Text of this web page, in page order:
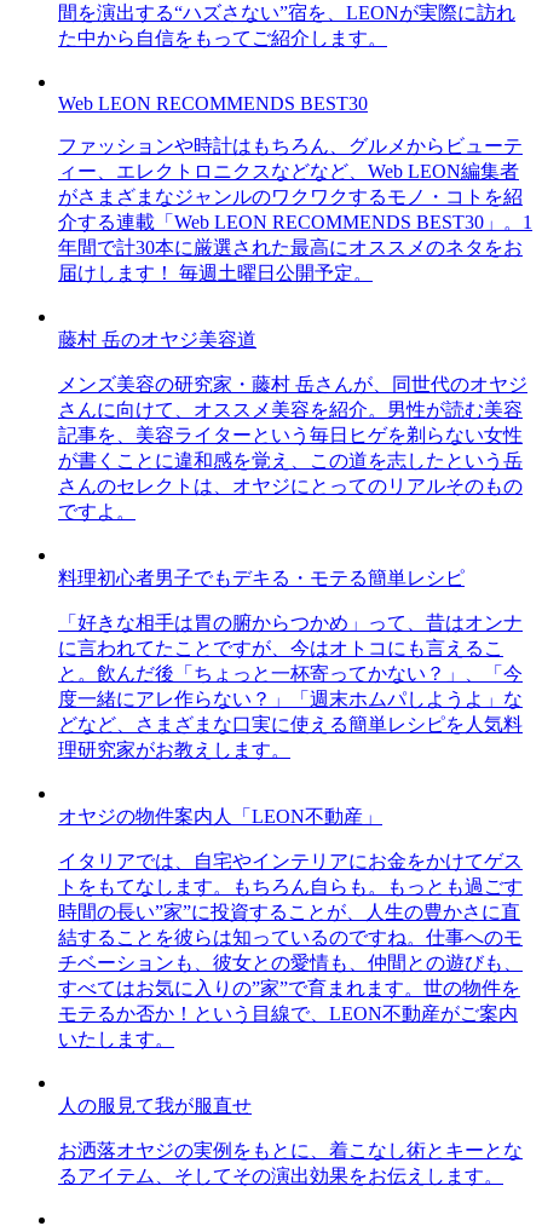
間を演出する“ハズさない”宿を、LEONが実際に訪れ
た中から自信をもってご紹介します。
Web LEON RECOMMENDS BEST30
ファッションや時計はもちろん、グルメからビューテ
ィー、エレクトロニクスなどなど、Web LEON編集者
がさまざまなジャンルのワクワクするモノ・コトを紹
介する連載「Web LEON RECOMMENDS BEST30」。1
年間で計30本に厳選された最高にオススメのネタをお
届けします！ 毎週土曜日公開予定。
藤村 岳のオヤジ美容道
メンズ美容の研究家・藤村 岳さんが、同世代のオヤジ
さんに向けて、オススメ美容を紹介。男性が読む美容
記事を、美容ライターという毎日ヒゲを剃らない女性
が書くことに違和感を覚え、この道を志したという岳
さんのセレクトは、オヤジにとってのリアルそのもの
ですよ。
料理初心者男子でもデキる・モテる簡単レシピ
「好きな相手は胃の腑からつかめ」って、昔はオンナ
に言われてたことですが、今はオトコにも言えるこ
と。飲んだ後「ちょっと一杯寄ってかない？」、「今
度一緒にアレ作らない？」「週末ホムパしようよ」な
どなど、さまざまな口実に使える簡単レシピを人気料
理研究家がお教えします。
オヤジの物件案内人「LEON不動産」
イタリアでは、自宅やインテリアにお金をかけてゲス
トをもてなします。もちろん自らも。もっとも過ごす
時間の長い”家”に投資することが、人生の豊かさに直
結することを彼らは知っているのですね。仕事へのモ
チベーションも、彼女との愛情も、仲間との遊びも、
すべてはお気に入りの”家”で育まれます。世の物件を
モテるか否か！という目線で、LEON不動産がご案内
いたします。
人の服見て我が服直せ
お洒落オヤジの実例をもとに、着こなし術とキーとな
るアイテム、そしてその演出効果をお伝えします。